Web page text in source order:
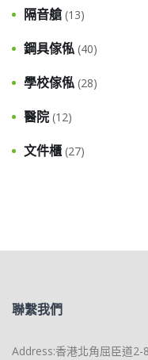
隔音艙 (13)
鋼具傢俬 (40)
學校傢俬 (28)
醫院 (12)
文件櫃 (27)
聯繫我們
Address:香港北角屈臣道